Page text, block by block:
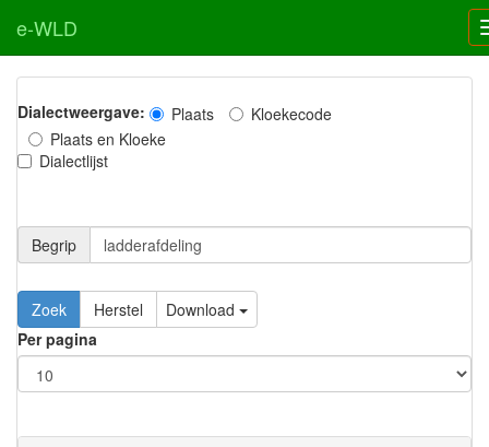
e-WLD
Dialectweergave: Plaats
Kloekecode
Plaats en Kloeke
Dialectlijst
Begrip
Zoek Herstel
Download
Per pagina